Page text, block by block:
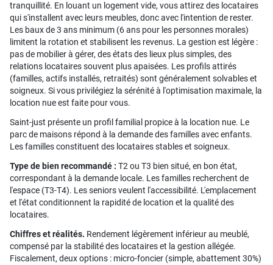
tranquillité. En louant un logement vide, vous attirez des locataires
qui s'installent avec leurs meubles, donc avec l'intention de rester.
Les baux de 3 ans minimum (6 ans pour les personnes morales)
limitent la rotation et stabilisent les revenus. La gestion est légère :
pas de mobilier à gérer, des états des lieux plus simples, des
relations locataires souvent plus apaisées. Les profils attirés
(familles, actifs installés, retraités) sont généralement solvables et
soigneux. Si vous privilégiez la sérénité à l'optimisation maximale, la
location nue est faite pour vous.
Saint-just présente un profil familial propice à la location nue. Le
parc de maisons répond à la demande des familles avec enfants.
Les familles constituent des locataires stables et soigneux.
Type de bien recommandé : T2 ou T3 bien situé, en bon état,
correspondant à la demande locale. Les familles recherchent de
l'espace (T3-T4). Les seniors veulent l'accessibilité. L'emplacement
et l'état conditionnent la rapidité de location et la qualité des
locataires.
Chiffres et réalités. Rendement légèrement inférieur au meublé,
compensé par la stabilité des locataires et la gestion allégée.
Fiscalement, deux options : micro-foncier (simple, abattement 30%)